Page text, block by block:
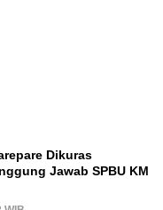
Dikuras
Jawab SPBU KM